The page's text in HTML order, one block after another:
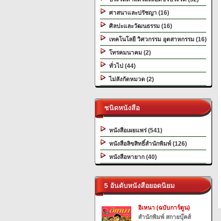
ศาสนาและปรัชญา (16)
ศิลปะและวัฒนธรรม (16)
เทคโนโลยี วิศวกรรม อุตสาหกรรม (16)
โทรคมนาคม (2)
ทั่วไป (44)
ไม่สังกัดหมวด (2)
ชนิดหนังสือ
หนังสือเผยแพร่ (541)
หนังสือลิขสิทธิ์สำนักพิมพ์ (126)
หนังสือหายาก (40)
5 อันดับหนังสือยอดนิยม
อิเหนา (ฉบับการ์ตูน)
สำนักพิมพ์ สกายบุ๊คส์